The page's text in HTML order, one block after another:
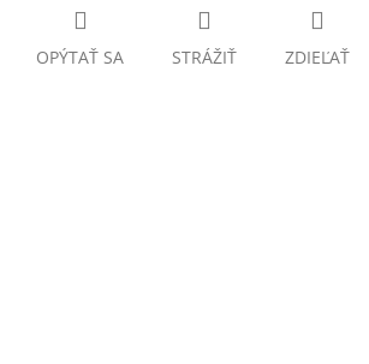
OPÝTAŤ SA STRÁŽIŤ ZDIEĽAŤ